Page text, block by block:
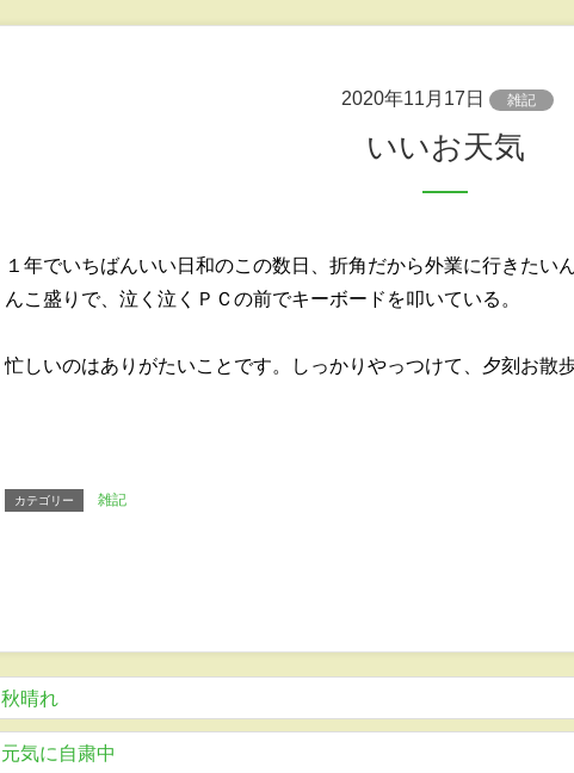
2020年11月17日 雑記
いいお天気
１年でいちばんいい日和のこの数日、折角だから外業に行きたい
んこ盛りで、泣く泣くＰＣの前でキーボードを叩いている。
忙しいのはありがたいことです。しっかりやっつけて、夕刻お散
カテゴリー 雑記
秋晴れ
元気に自粛中